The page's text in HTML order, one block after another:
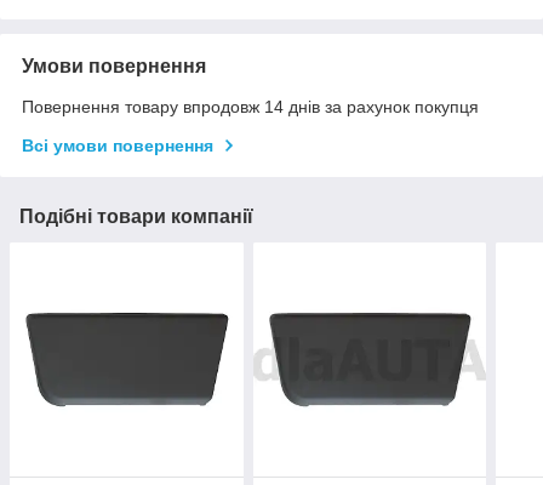
Умови повернення
Повернення товару впродовж 14 днів за рахунок покупця
Всі умови повернення
Подібні товари компанії